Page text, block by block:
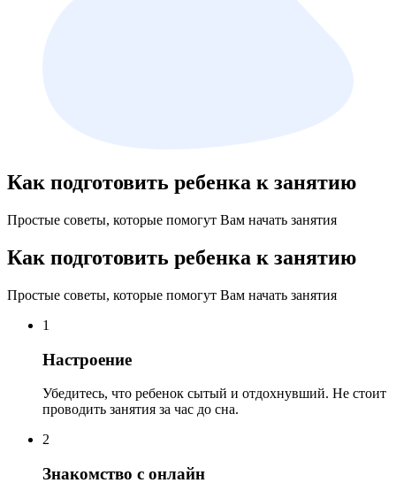
Как подготовить ребенка к занятию
Простые советы, которые помогут Вам начать занятия
Как подготовить ребенка к занятию
Простые советы, которые помогут Вам начать занятия
1
Настроение
Убедитесь, что ребенок сытый и отдохнувший. Не стоит
проводить занятия за час до сна.
2
Знакомство с онлайн